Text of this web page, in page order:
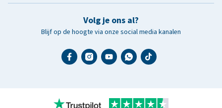
Volg je ons al?
Blijf op de hoogte via onze social media kanalen